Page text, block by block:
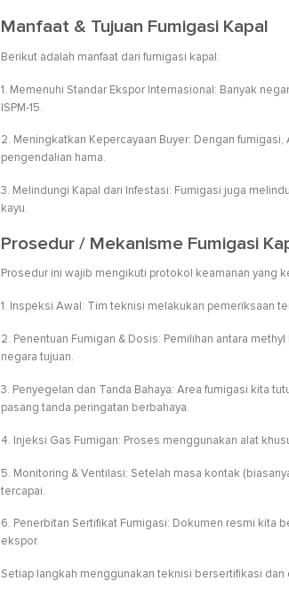
Manfaat & Tujuan Fumigasi Kapal
Berikut adalah manfaat dari fumigasi kapal:
1. Memenuhi Standar Ekspor Internasional: Banyak
ISPM-15.
2. Meningkatkan Kepercayaan Buyer: Dengan
pengendalian hama.
3. Melindungi Kapal dari Infestasi: Fumigasi juga
kayu.
Prosedur / Mekanisme Fumigasi
Prosedur ini wajib mengikuti protokol keamanan yang
1. Inspeksi Awal: Tim teknisi melakukan pemeriksaan
2. Penentuan Fumigan & Dosis: Pemilihan antara
negara tujuan.
3. Penyegelan dan Tanda Bahaya: Area fumigasi kita
pasang tanda peringatan berbahaya.
4. Injeksi Gas Fumigan: Proses menggunakan alat
5. Monitoring & Ventilasi: Setelah masa kontak
tercapai.
6. Penerbitan Sertifikat Fumigasi: Dokumen resmi kita
ekspor.
Setiap langkah menggunakan teknisi bersertifikasi